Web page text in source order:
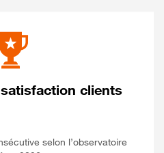
clients
selon l’observatoire